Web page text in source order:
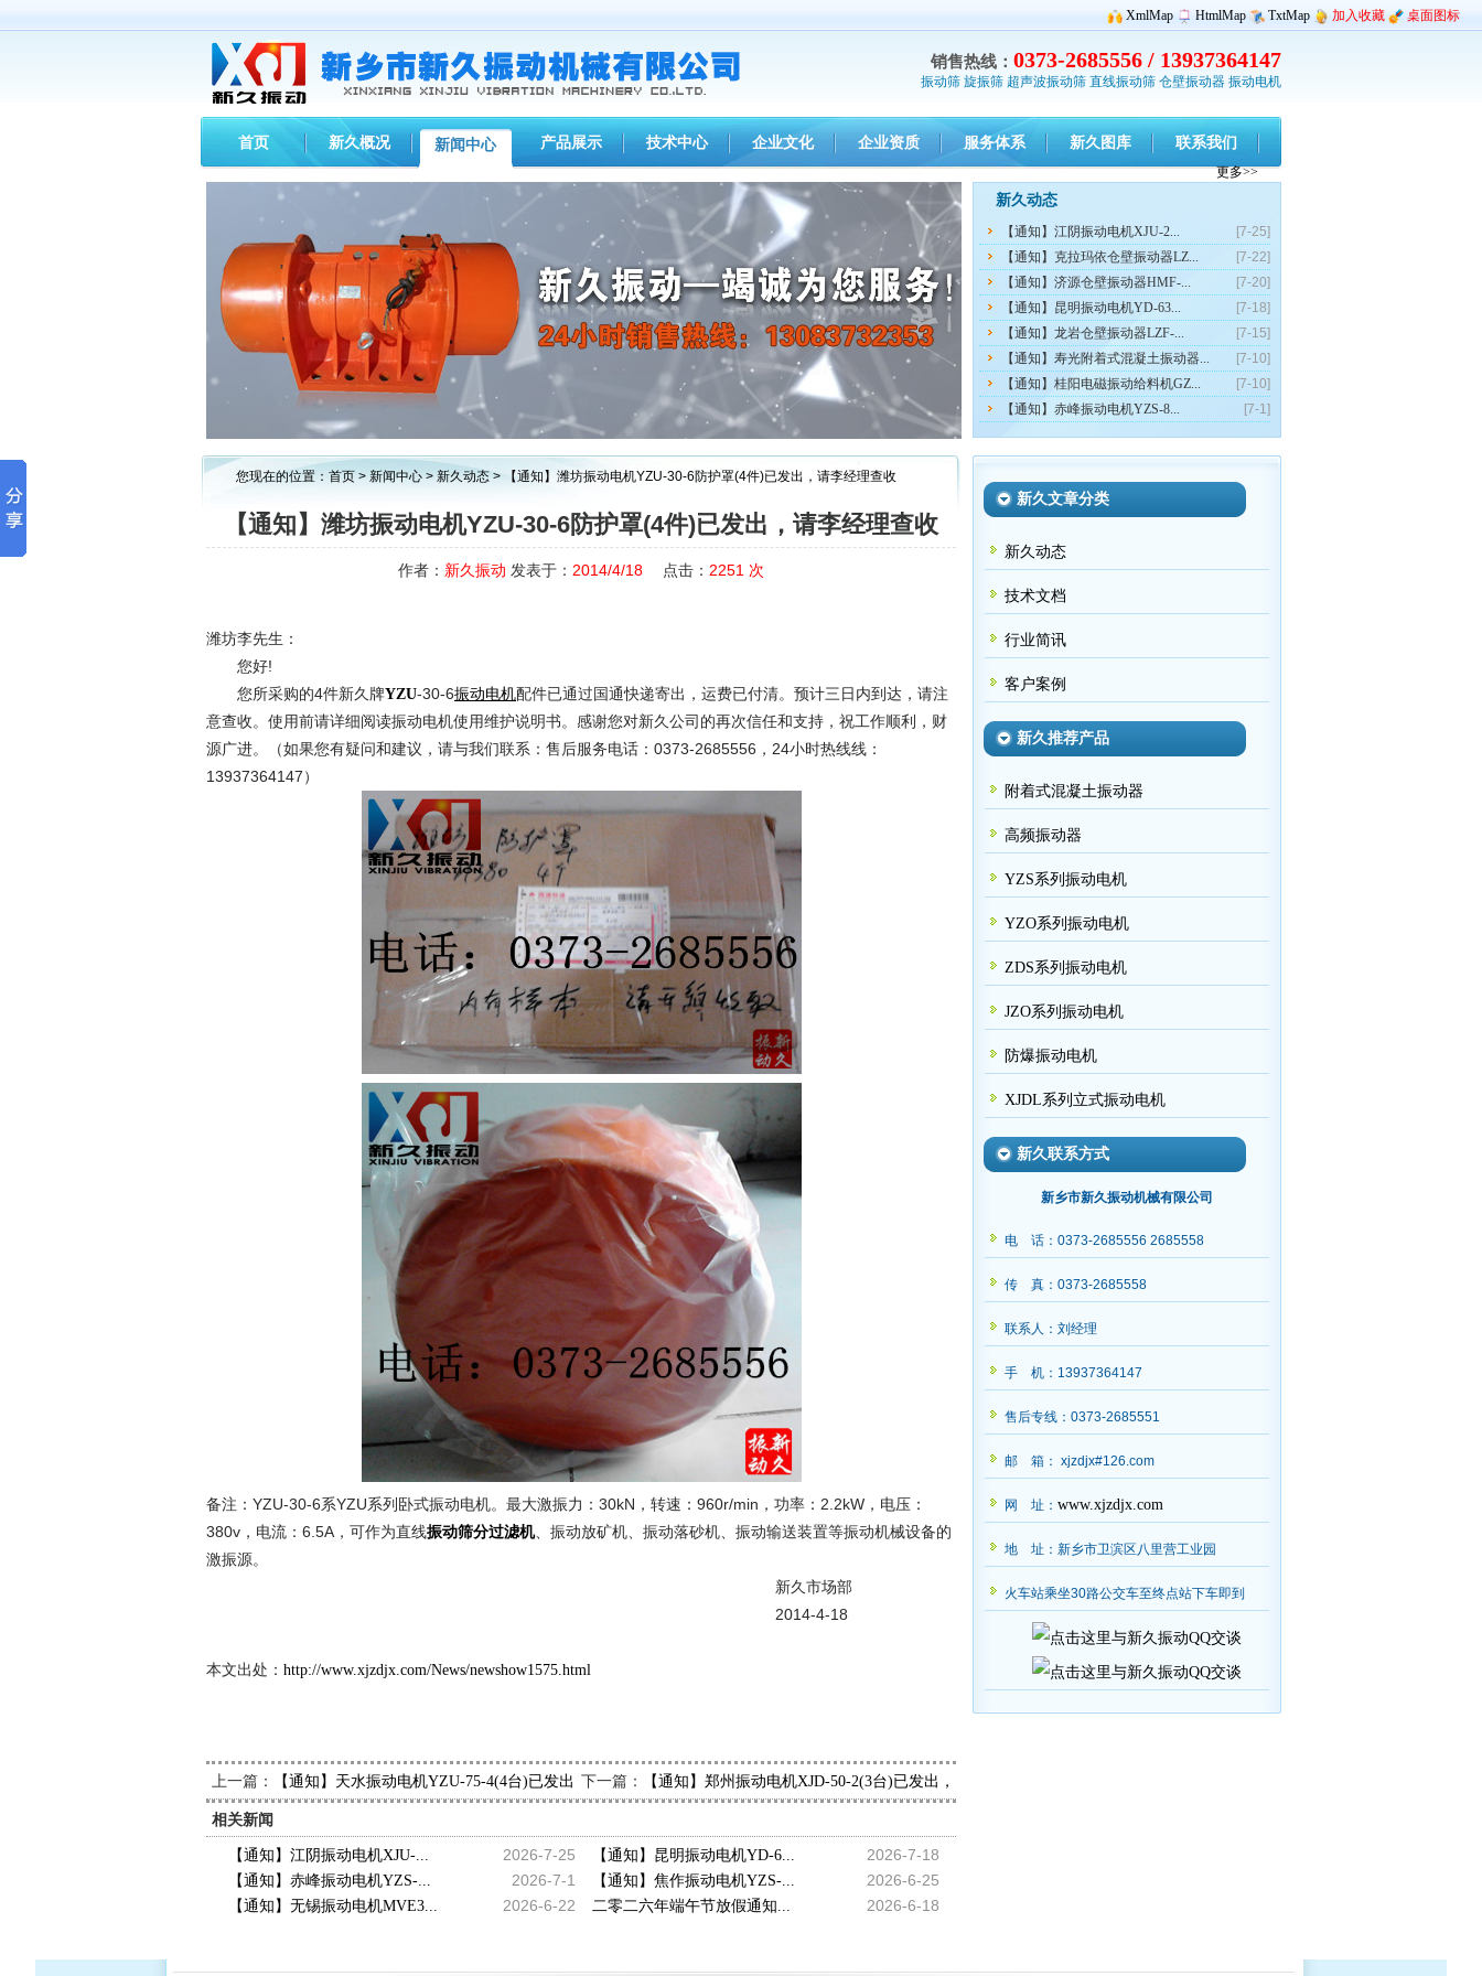
XmlMap HtmlMap TxtMap 加入收藏 桌面图标
销售热线： 0373-2685556 / 13937364147
振动筛 旋振筛 超声波振动筛 直线振动筛 仓壁振动器 振动电机
首页 新久概况 新闻中心 产品展示 技术中心 企业文化 企业资质 服务体系 新久图库 联系我们
1 2
新久动态
更多>>
[7-25]
【通知】江阴振动电机XJU-2...
[7-22]
【通知】克拉玛依仓壁振动器LZ...
[7-20]
【通知】济源仓壁振动器HMF-...
[7-18]
【通知】昆明振动电机YD-63...
[7-15]
【通知】龙岩仓壁振动器LZF-...
[7-10]
【通知】寿光附着式混凝土振动器...
[7-10]
【通知】桂阳电磁振动给料机GZ...
[7-1]
【通知】赤峰振动电机YZS-8...
您现在的位置： 首页 > 新闻中心 > 新久动态 > 【通知】潍坊振动电机YZU-30-6防护罩(4件)已发出，请李经理查收
【通知】潍坊振动电机YZU-30-6防护罩(4件)已发出，请李经理查收
作者： 新久振动 发表于： 2014/4/18 点击： 2251 次
潍坊李先生：
您好!
您所采购的4件新久牌YZU-30-6振动电机配件已通过国通快递寄出，运费已付清。预计三日内到达，请注
意查收。使用前请详细阅读振动电机使用维护说明书。感谢您对新久公司的再次信任和支持，祝工作顺利，财
源广进。（如果您有疑问和建议，请与我们联系：售后服务电话：0373-2685556，24小时热线线：
13937364147）
备注：YZU-30-6系YZU系列卧式振动电机。最大激振力：30kN，转速：960r/min，功率：2.2kW，电压：
380v，电流：6.5A，可作为直线振动筛分过滤机、振动放矿机、振动落砂机、振动输送装置等振动机械设备的
激振源。
新久市场部
2014-4-18
本文出处： http://www.xjzdjx.com/News/newshow1575.html
上一篇： 【通知】天水振动电机YZU-75-4(4台)已发出，请叶经理查收
下一篇： 【通知】郑州振动电机XJD-50-2(3台)已发出，请叶经理查收
相关新闻
2026-7-25
【通知】江阴振动电机XJU-... 2026-7-18
【通知】昆明振动电机YD-6...
2026-7-1
【通知】赤峰振动电机YZS-... 2026-6-25
【通知】焦作振动电机YZS-...
2026-6-22
【通知】无锡振动电机MVE3... 2026-6-18
二零二六年端午节放假通知...
新久文章分类
新久动态
技术文档
行业简讯
客户案例
新久推荐产品
附着式混凝土振动器
高频振动器
YZS系列振动电机
YZO系列振动电机
ZDS系列振动电机
JZO系列振动电机
防爆振动电机
XJDL系列立式振动电机
新久联系方式
新乡市新久振动机械有限公司
电 话：0373-2685556 2685558
传 真：0373-2685558
联系人：刘经理
手 机：13937364147
售后专线：0373-2685551
邮 箱： xjzdjx#126.com
网 址： www.xjzdjx.com
地 址：新乡市卫滨区八里营工业园
火车站乘坐30路公交车至终点站下车即到